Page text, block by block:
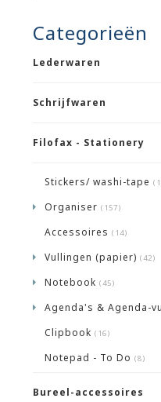
Categorieën
Lederwaren
Schrijfwaren
Filofax - Stationery
Stickers/ washi-tape
Organiser (157)
Accessoires (14)
Vullingen (papier) (42)
Notebook (45)
Agenda's & Agenda-
Clipbook (16)
Notepad - To Do (8)
Bureel-accessoires